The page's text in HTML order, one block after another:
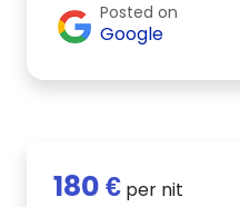
Posted on
Google
180 € per nit